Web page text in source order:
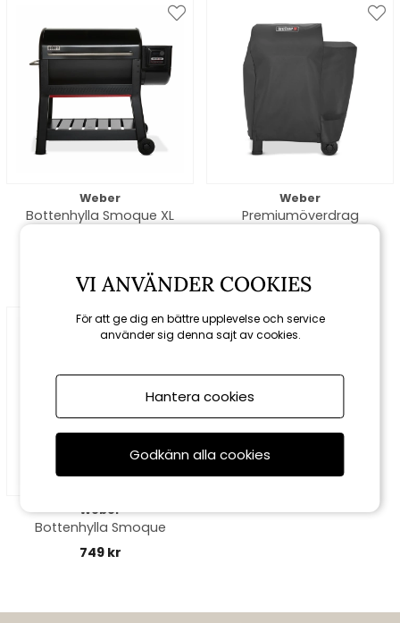
Weber
Bottenhylla Smoque XL
Weber
Premiumöverdrag
Weber
Bottenhylla Smoque
749 kr
VI ANVÄNDER COOKIES
För att ge dig en bättre upplevelse och service
använder sig denna sajt av cookies.
Hantera cookies
Godkänn alla cookies